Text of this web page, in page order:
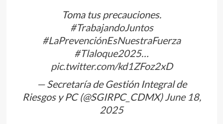
Toma tus precauciones.
#TrabajandoJuntos
#LaPrevenciónEsNuestraFuerza
#Tlaloque2025…
pic.twitter.com/kd1ZFoz2xD
— Secretaría de Gestión Integral de
Riesgos y PC (@SGIRPC_CDMX)June 18,
2025